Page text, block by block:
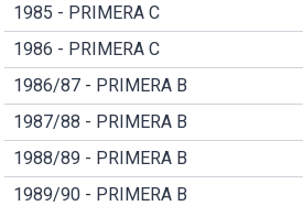
1985 - PRIMERA C
1986 - PRIMERA C
1986/87 - PRIMERA B
1987/88 - PRIMERA B
1988/89 - PRIMERA B
1989/90 - PRIMERA B